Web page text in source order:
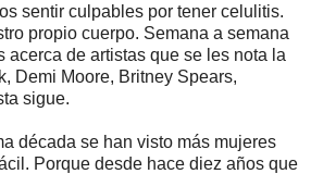
sentir culpables por tener celulitis.
propio cuerpo. Semana a semana
acerca de artistas que se les nota la
Demi Moore, Britney Spears,
sigue.
década se han visto más mujeres
Porque desde hace diez años que